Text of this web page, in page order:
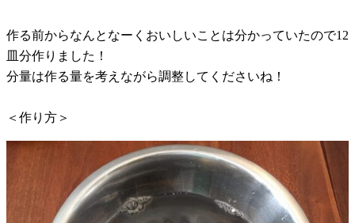
作る前からなんとなーくおいしいことは分かっていたので12
皿分作りました！
分量は作る量を考えながら調整してくださいね！
＜作り方＞